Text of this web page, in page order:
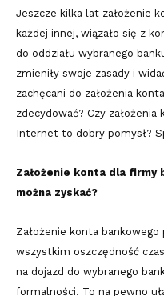
Jeszcze kilka lat założenie
każdej innej, wiązało się z
do oddziału wybranego
zmieniły swoje zasady i
zachęcani do założenia
zdecydować? Czy
Internet to dobry pomysł?
Założenie konta dla
można zyskać?
Założenie konta
wszystkim oszczędność
na dojazd do wybranego
formalności. To na pewno